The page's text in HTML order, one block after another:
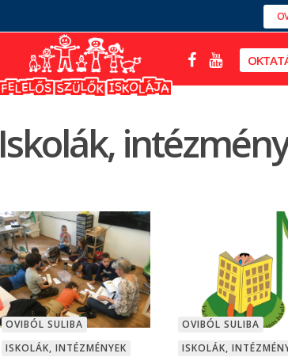
Iskolák,
OVIBÓL SULIBA
ISKOLÁK, INTÉZMÉNYEK
OVIBÓL SULIBA
ISKOLÁK,